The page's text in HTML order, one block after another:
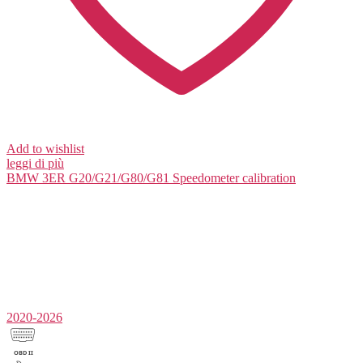
Add to wishlist
leggi di più
BMW 3ER G20/G21/G80/G81 Speedometer calibration
2020-2026